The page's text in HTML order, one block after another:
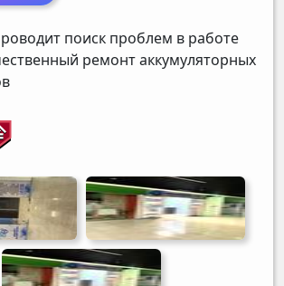
поиск проблем в работе
ремонт аккумуляторных